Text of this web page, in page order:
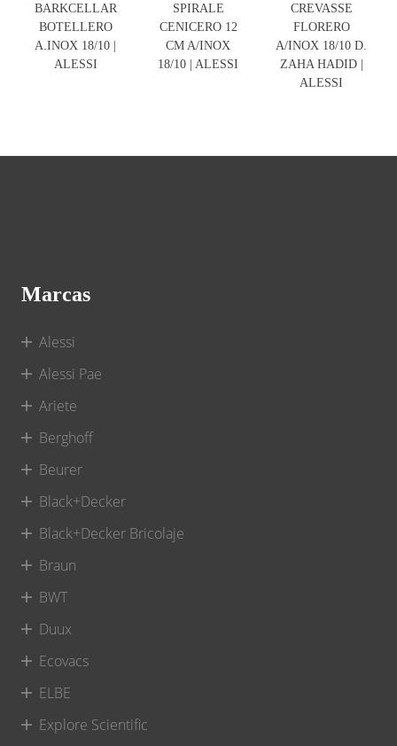
BARKCELLAR
BOTELLERO
A.INOX 18/10 |
ALESSI
SPIRALE
CENICERO 12
CM A/INOX
18/10 | ALESSI
CREVASSE
FLORERO
A/INOX 18/10 D.
ZAHA HADID |
ALESSI
Marcas
Alessi
Alessi Pae
Ariete
Berghoff
Beurer
Black+Decker
Black+Decker Bricolaje
Braun
BWT
Duux
Ecovacs
ELBE
Explore Scientific